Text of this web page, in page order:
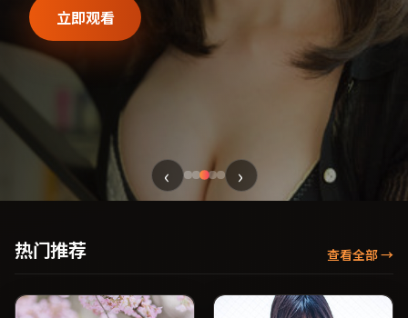
源大全免费条目索引，支持片名与演员交叉检索。）
立即观看
‹ ›
热门推荐 查看全部→